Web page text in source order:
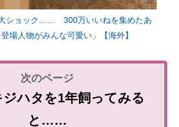
ショック…… 300万いいねを集めたあ
場人物がみんな可愛い」【海外】
ハタを1年飼ってみる
と……